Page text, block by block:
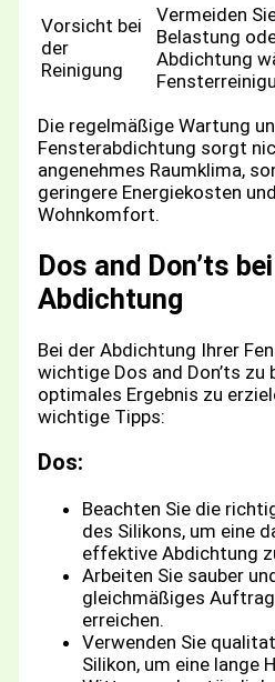
Vorsicht bei
der
Reinigung
Vermeiden
Belastung
Abdichtung
Die regelmäßige Wartung
Fensterabdichtung sorgt
angenehmes Raumklima,
geringere Energiekosten
Wohnkomfort.
Dos and Don’ts
Abdichtung
Bei der Abdichtung Ihrer
wichtige Dos and Don’ts zu
optimales Ergebnis zu
wichtige Tipps:
Dos:
Beachten Sie die
des Silikons, um eine
effektive Abdichtung
Arbeiten Sie sauber
gleichmäßiges
erreichen.
Verwenden Sie
Silikon, um eine lange